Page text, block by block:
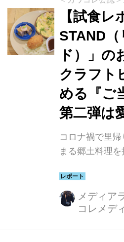
【試食レ
STAND
ド）」の
クラフト
める『ご
第二弾は
コロナ禍で里
まる郷土料理を
メディア
コレメデ